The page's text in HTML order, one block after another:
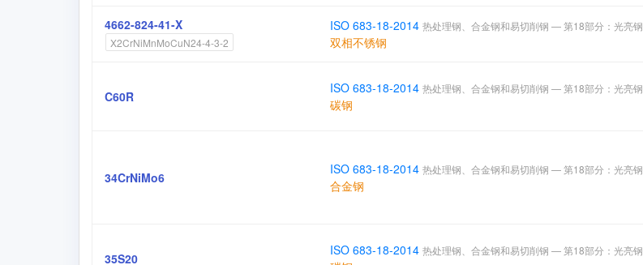
4662-824-41-X
X2CrNiMnMoCuN24-4-3-2
ISO 683-18-2014 热处理钢、合金钢和易切削钢 — 第18部分：光亮钢
双相不锈钢
C60R
ISO 683-18-2014 热处理钢、合金钢和易切削钢 — 第18部分：光亮钢
碳钢
34CrNiMo6
ISO 683-18-2014 热处理钢、合金钢和易切削钢 — 第18部分：光亮钢
合金钢
35S20
ISO 683-18-2014 热处理钢、合金钢和易切削钢 — 第18部分：光亮钢